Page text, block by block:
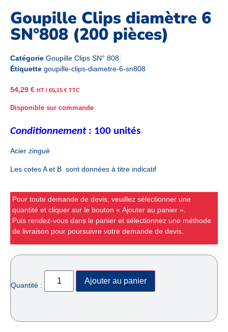
Goupille Clips diamètre 6
SN°808 (200 pièces)
Catégorie Goupille Clips SN° 808
Étiquette goupille-clips-diametre-6-sn808
54,29 € HT / 65,15 € TTC
Disponible sur commande
Conditionnement: 100 unités
Acier zingué
Les cotes A et B sont données à titre indicatif
Pour toute demande de devis, veuillez sélectionner une
quantité et cliquer sur le bouton « Ajouter au panier ».
Puis rendez-vous dans le panier et sélectionnez une méthode
de livraison pour poursuivre votre demande de devis.
Quantité : Ajouter au panier